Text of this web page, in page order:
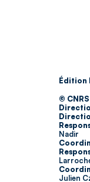
Édition
© CNRS
Nadir
Julien